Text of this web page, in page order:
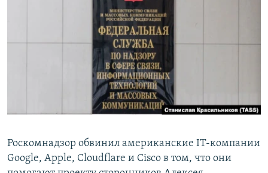
РАСПИСАНИЕ ВЕЩАНИЯ
ПОДПИШИТЕСЬ НА РАССЫЛКУ
Все сайты РСЕ/РС
Роскомнадзор обвинил американские IT-компании
Google, Apple, Cloudflare и Cisco в том, что они